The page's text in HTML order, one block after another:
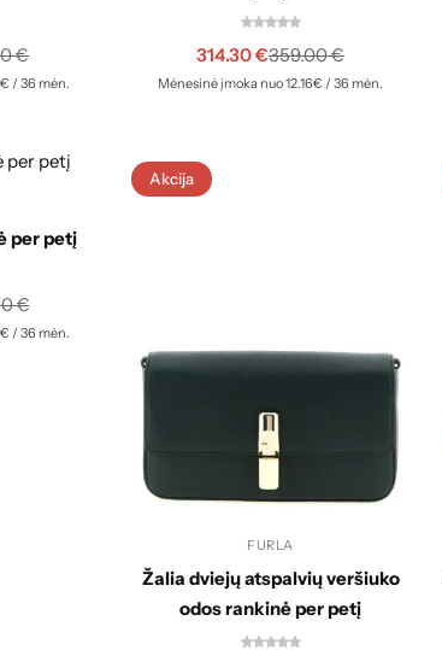
€
/ 36 mėn.
359.00€
314.30€
Mėnesinė įmoka nuo 12.16€ / 36 mėn.
per petį
€
/ 36 mėn.
Akcija
FURLA
Žalia dviejų atspalvių veršiuko
odos rankinė per petį